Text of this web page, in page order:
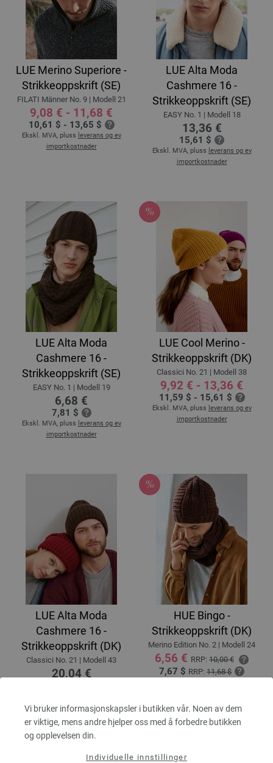
Vi bruker informasjonskapsler i butikken vår. Noen av dem
er viktige, mens andre hjelper oss med å forbedre butikken
og opplevelsen din.
Individuelle innstillinger
LUE Merino Superiore -
Strikkeoppskrift (SE)
FILATI Männer No. 9 | Modell 21
9,08 € - 11,68 €
10,61 $ - 13,65 $
Ekskl. MVA, pluss leverans og ev
importkostnader
LUE Alta Moda
Cashmere 16 -
Strikkeoppskrift (SE)
EASY No. 1 | Modell 18
13,36 €
15,61 $
Ekskl. MVA, pluss leverans og ev
importkostnader
LUE Alta Moda
Cashmere 16 -
Strikkeoppskrift (SE)
EASY No. 1 | Modell 19
6,68 €
7,81 $
Ekskl. MVA, pluss leverans og ev
importkostnader
LUE Cool Merino -
Strikkeoppskrift (DK)
Classici No. 21 | Modell 38
9,92 € - 13,36 €
11,59 $ - 15,61 $
Ekskl. MVA, pluss leverans og ev
importkostnader
LUE Alta Moda
Cashmere 16 -
Strikkeoppskrift (DK)
Classici No. 21 | Modell 43
20,04 €
importkostnader
HUE Bingo -
Strikkeoppskrift (DK)
Merino Edition No. 2 | Modell 24
6,56 € RRP: 10,00 €
7,67 $ RRP: 11,68 $